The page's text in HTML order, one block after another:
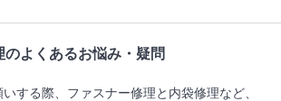
のよくあるお悩み・疑問
する際、ファスナー修理と内袋修理など、